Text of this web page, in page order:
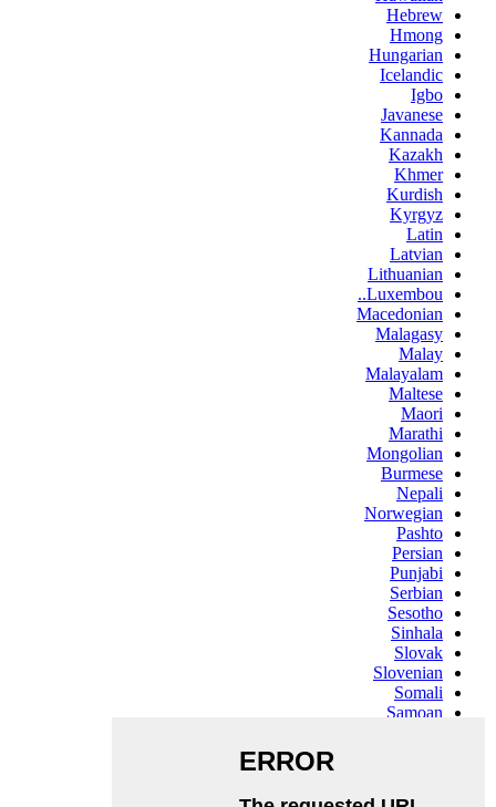
Hebrew
Hmong
Hungarian
Icelandic
Igbo
Javanese
Kannada
Kazakh
Khmer
Kurdish
Kyrgyz
Latin
Latvian
Lithuanian
Luxembou..
Macedonian
Malagasy
Malay
Malayalam
Maltese
Maori
Marathi
Mongolian
Burmese
Nepali
Norwegian
Pashto
Persian
Punjabi
Serbian
Sesotho
Sinhala
Slovak
Slovenian
Somali
Samoan